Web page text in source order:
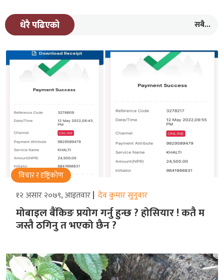
धेरै पढिएको सबै...
विचार र दृष्ट्रिकोण
१२ असार २०७९, आइतवार देव कुमार सुनुवार
मोबाइल बैंकिङ प्रयोग गर्नु हुन्छ ? होसियार ! कतै म
जस्तै ठगिनु त भएको छैन ?